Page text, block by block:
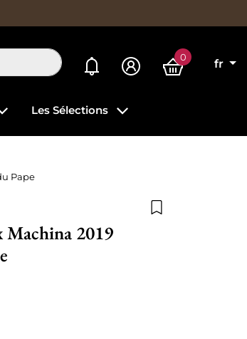
Mes alertes 0
fr
Les Sélections
Pape
Machina 2019